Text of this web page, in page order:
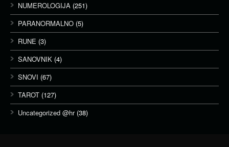
NUMEROLOGIJA (251)
PARANORMALNO (5)
RUNE (3)
SANOVNIK (4)
SNOVI (67)
TAROT (127)
Uncategorized @hr(38)